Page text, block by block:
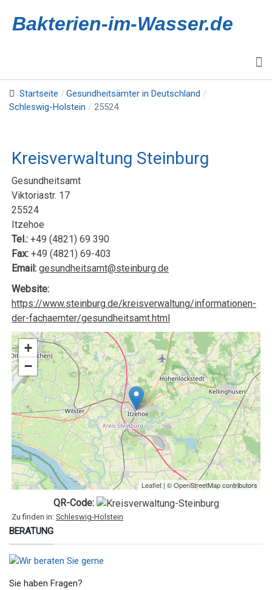
Bakterien-im-Wasser.de
Startseite
Gesundheitsämter in Deutschland
Schleswig-Holstein
25524
Kreisverwaltung Steinburg
Gesundheitsamt
Viktoriastr. 17
25524
Itzehoe
Tel.: +49 (4821) 69 390
Fax: +49 (4821) 69-403
Email: gesundheitsamt@steinburg.de
Website:
https://www.steinburg.de/kreisverwaltung/informationen-
der-fachaemter/gesundheitsamt.html
+
−
Leaflet | ©OpenStreetMapcontributors
QR-Code:
Zu finden in: Schleswig-Holstein
BERATUNG
Sie haben Fragen?